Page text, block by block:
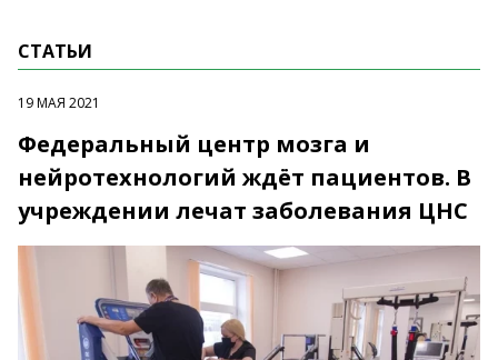
СТАТЬИ
19 МАЯ 2021
Федеральный центр мозга и
нейротехнологий ждёт пациентов. В
учреждении лечат заболевания ЦНС